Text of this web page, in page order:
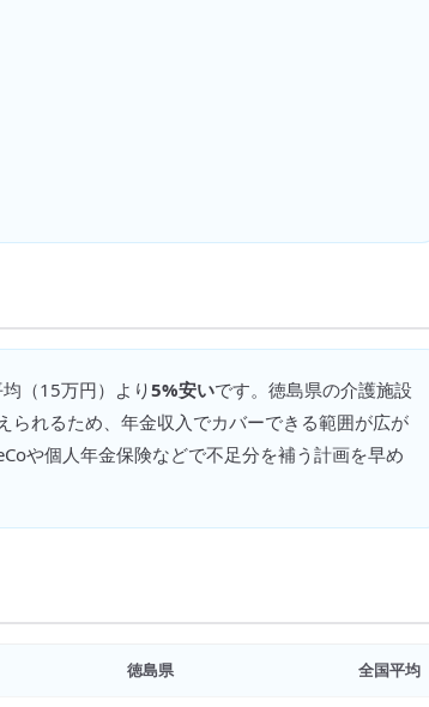
（15万円）より5%安いです。 徳島県の介護施設
れるため、年金収入でカバーできる範囲が広が
や個人年金保険などで不足分を補う計画を早め
徳島県 全国平均